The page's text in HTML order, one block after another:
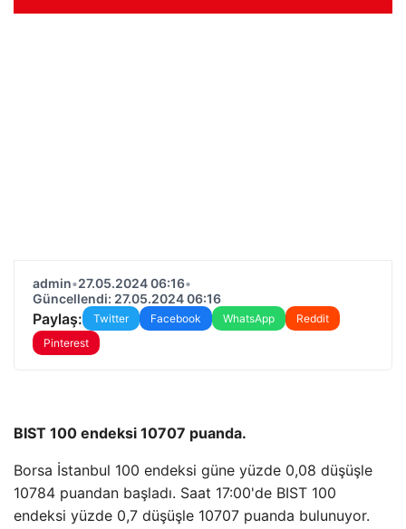
admin•27.05.2024 06:16•
Güncellendi: 27.05.2024 06:16
Paylaş: Twitter Facebook WhatsApp
Reddit
Pinterest
BIST 100 endeksi 10707 puanda.
Borsa İstanbul 100 endeksi güne yüzde 0,08 düşüşle
10784 puandan başladı. Saat 17:00'de BIST 100
endeksi yüzde 0,7 düşüşle 10707 puanda bulunuyor.